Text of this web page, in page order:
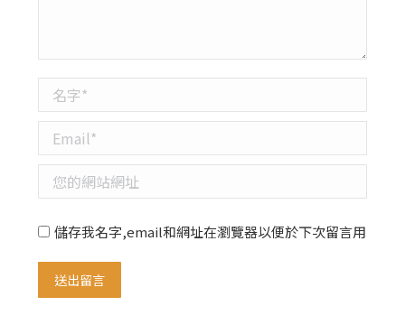
名字 *
Email *
您的網站網址
儲存我名字,email和網址在瀏覽器以便於下次留言用
送出留言